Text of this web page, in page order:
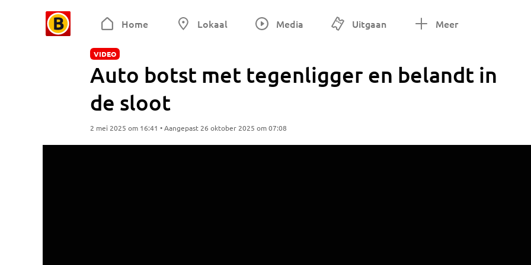
Home Lokaal Media Uitgaan Meer
VIDEO
Auto botst met tegenligger en belandt in
de sloot
2 mei 2025 om 16:41 • Aangepast 26 oktober 2025 om 07:08